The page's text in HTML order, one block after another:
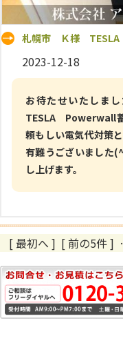
札幌市 Ｋ様
2023-12-18
お待たせいたしま
TESLA Powerwall蓄
頼もしい電気代対策
有難うございました
し上げます。
[ 最初へ ] [ 前の5件 ]